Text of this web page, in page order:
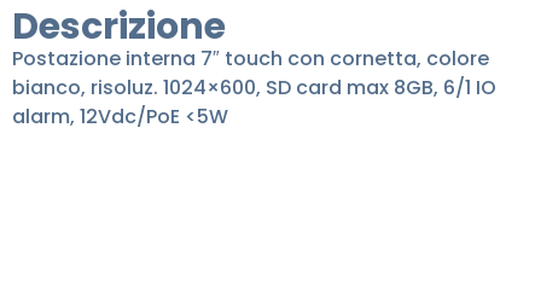
Descrizione
Postazione interna 7″ touch con cornetta, colore
bianco, risoluz. 1024×600, SD card max 8GB, 6/1 IO
alarm, 12Vdc/PoE <5W